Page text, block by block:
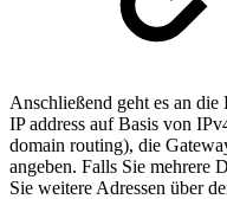
Anschließend geht es an
IP address auf Basis von
domain routing), die
angeben. Falls Sie mehrere
Sie weitere Adressen über